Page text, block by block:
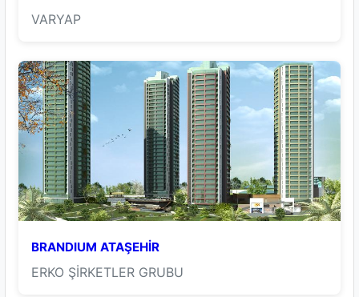
VARYAP
BRANDIUM ATAŞEHİR
ERKO ŞİRKETLER GRUBU